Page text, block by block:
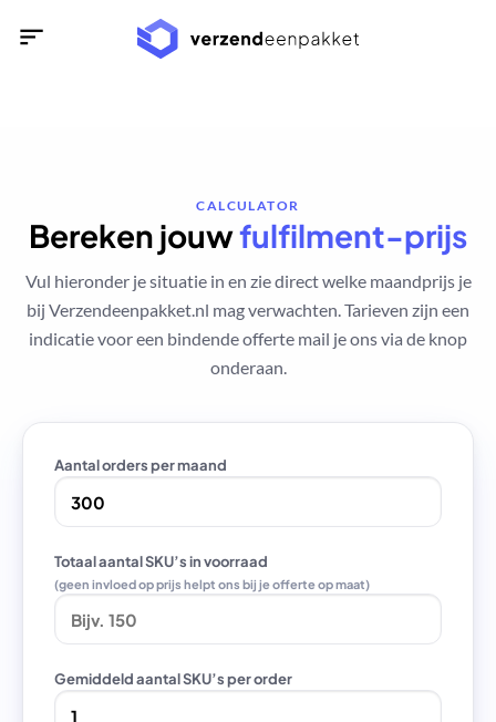
naar
CALCULATOR
Bereken jouwfulfilment-prijs
Vul hieronder je situatie in en zie direct welke maandprijs je
bij Verzendeenpakket.nl mag verwachten.Tarieven zijn een
indicatie voor een bindende offerte mail jeons via de knop
onderaan.
Aantal orders per maand
Totaal aantal SKU’s in voorraad
(geen invloed op prijs helpt ons bij je offerte op maat)
Gemiddeld aantal SKU’s per order